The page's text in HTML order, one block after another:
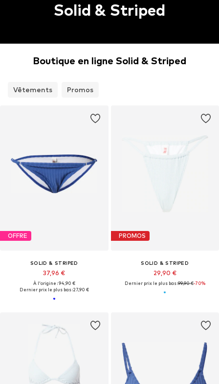
Solid & Striped
Boutique en ligne Solid & Striped
Vêtements Promos
OFFRE
SOLID & STRIPED
37,96 €
À l'origine : 94,90 €
Dernier prix le plus bas :27,90 €
PROMOS
SOLID & STRIPED
29,90 €
Dernier prix le plus bas :99,90 €-70%